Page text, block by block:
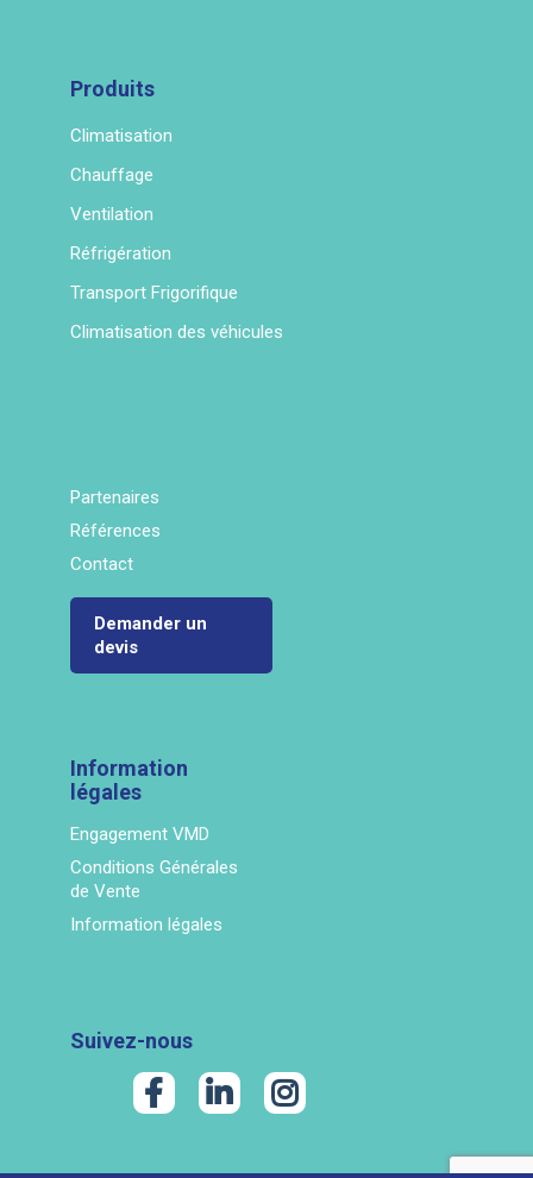
Produits
Climatisation
Chauffage
Ventilation
Réfrigération
Transport Frigorifique
Climatisation des véhicules
Partenaires
Références
Contact
Demander un
devis
Information
légales
Engagement VMD
Conditions Générales
de Vente
Information légales
Suivez-nous